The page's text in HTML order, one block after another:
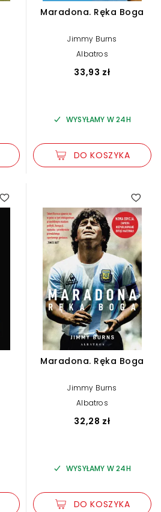
Maradona. Ręka Boga
Jimmy Burns
Albatros
33,93 zł
WYSYŁAMY W 24H
DO KOSZYKA
Maradona. Ręka Boga
Jimmy Burns
Albatros
32,28 zł
WYSYŁAMY W 24H
DO KOSZYKA